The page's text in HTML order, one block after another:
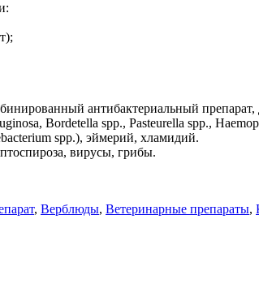
антибактериальный
Bordetella spp., Pasteurella spp.,
spp.), эймерий, хламидий.
вирусы, грибы.
, Верблюды, Ветеринарные препараты,